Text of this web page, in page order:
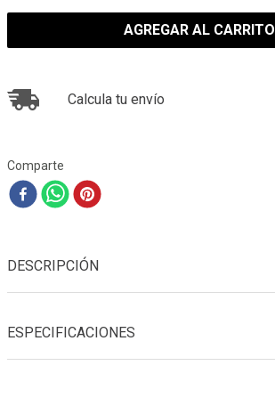
AGREGAR AL CARRITO
Calcula tu envío
Comparte
DESCRIPCIÓN
ESPECIFICACIONES